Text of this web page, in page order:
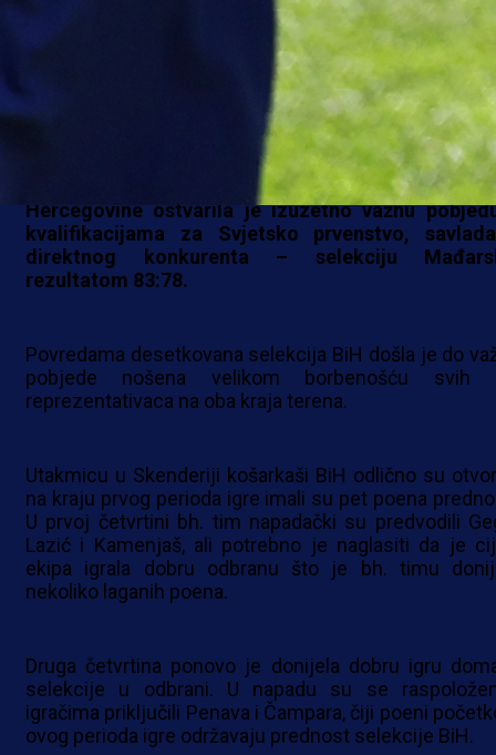
Seniorska košarkaška reprezentacija
Hercegovine ostvarila je izuzetno važnu
kvalifikacijama za Svjetsko prvenstvo,
direktnog konkurenta – selekciju
rezultatom 83:78.
Povredama desetkovana selekcija BiH došla je do
pobjede nošena velikom borbenošću svih
reprezentativaca na oba kraja terena.
Utakmicu u Skenderiji košarkaši BiH odlično su
na kraju prvog perioda igre imali su pet poena
U prvoj četvrtini bh. tim napadački su predvodili
Lazić i Kamenjaš, ali potrebno je naglasiti da je
ekipa igrala dobru odbranu što je bh. timu
nekoliko laganih poena.
Druga četvrtina ponovo je donijela dobru igru
selekcije u odbrani. U napadu su se
igračima priključili Penava i Čampara, čiji poeni
ovog perioda igre održavaju prednost selekcije BiH.